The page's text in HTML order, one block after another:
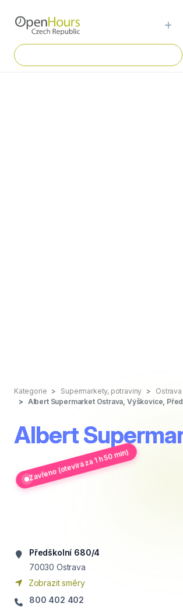
Kategorie Supermarkety, potraviny
Ostrava
Albert Supermarket Ostrava, Výškovice,
Albert
Zavřeno (otevírá za 1 h 50 min)
Předškolní 680/4
70030 Ostrava
Zobrazit směry
800 402 402